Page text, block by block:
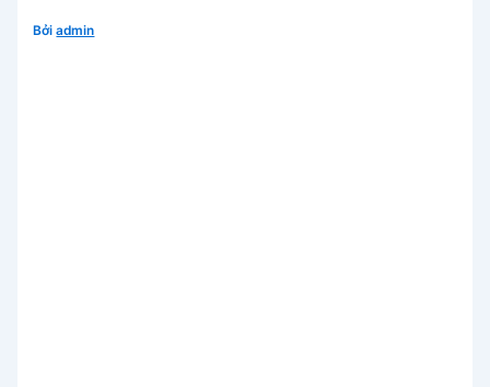
Bởiadmin